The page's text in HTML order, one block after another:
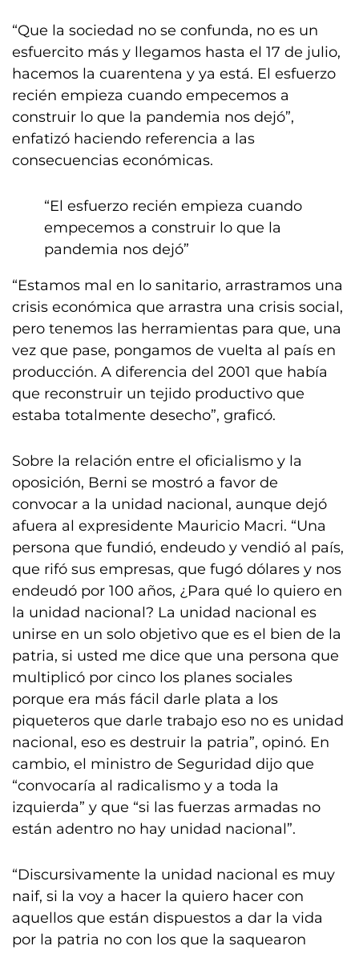
“Que la sociedad no se confunda, no es un
esfuercito más y llegamos hasta el 17 de julio,
hacemos la cuarentena y ya está. El esfuerzo
recién empieza cuando empecemos a
construir lo que la pandemia nos dejó”,
enfatizó haciendo referencia a las
consecuencias económicas.
“El esfuerzo recién empieza cuando
empecemos a construir lo que la
pandemia nos dejó”
“Estamos mal en lo sanitario, arrastramos una
crisis económica que arrastra una crisis social,
pero tenemos las herramientas para que, una
vez que pase, pongamos de vuelta al país en
producción. A diferencia del 2001 que había
que reconstruir un tejido productivo que
estaba totalmente desecho”, graficó.
Sobre la relación entre el oficialismo y la
oposición, Berni se mostró a favor de
convocar a la unidad nacional, aunque dejó
afuera al expresidente Mauricio Macri. “Una
persona que fundió, endeudo y vendió al país,
que rifó sus empresas, que fugó dólares y nos
endeudó por 100 años, ¿Para qué lo quiero en
la unidad nacional? La unidad nacional es
unirse en un solo objetivo que es el bien de la
patria, si usted me dice que una persona que
multiplicó por cinco los planes sociales
porque era más fácil darle plata a los
piqueteros que darle trabajo eso no es unidad
nacional, eso es destruir la patria”, opinó. En
cambio, el ministro de Seguridad dijo que
“convocaría al radicalismo y a toda la
izquierda” y que “si las fuerzas armadas no
están adentro no hay unidad nacional”.
“Discursivamente la unidad nacional es muy
naif, si la voy a hacer la quiero hacer con
aquellos que están dispuestos a dar la vida
por la patria no con los que la saquearon